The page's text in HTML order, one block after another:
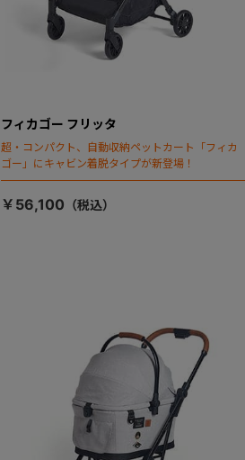
フィカゴー フリッタ
超・コンパクト、自動収納ペットカート「フィカ
ゴー」にキャビン着脱タイプが新登場！
￥56,100